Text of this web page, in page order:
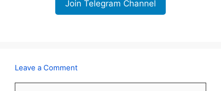
Join Telegram Channel
Leave a Comment